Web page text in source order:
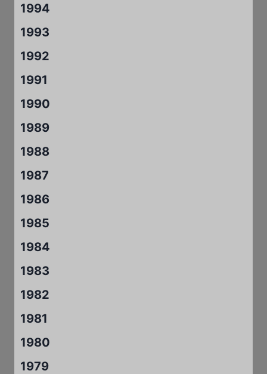
1994
1993
1992
1991
1990
1989
1988
1987
1986
1985
1984
1983
1982
1981
1980
1979